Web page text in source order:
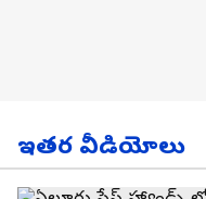
ఇతర వీడియోలు